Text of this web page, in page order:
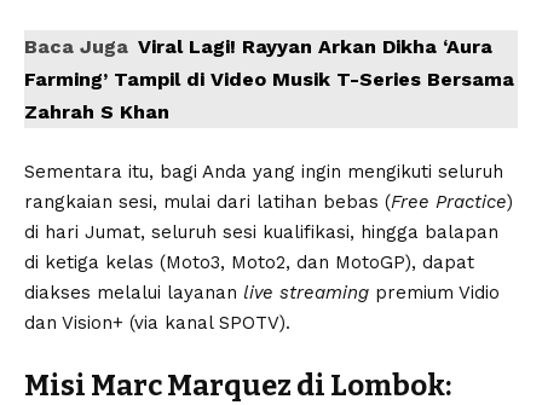
Baca Juga Viral Lagi! Rayyan Arkan Dikha ‘Aura
Farming’ Tampil di Video Musik T-Series Bersama
Zahrah S Khan
Sementara itu, bagi Anda yang ingin mengikuti seluruh
rangkaian sesi, mulai dari latihan bebas (Free Practice)
di hari Jumat, seluruh sesi kualifikasi, hingga balapan
di ketiga kelas (Moto3, Moto2, dan MotoGP), dapat
diakses melalui layanan live streaming premium Vidio
dan Vision+ (via kanal SPOTV).
Misi Marc Marquez di Lombok: